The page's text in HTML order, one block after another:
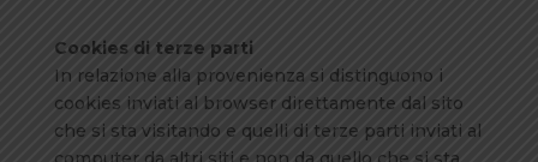
Cookies di terze parti
In relazione alla provenienza si distinguono i
cookies inviati al browser direttamente dal sito
che si sta visitando e quelli di terze parti inviati al